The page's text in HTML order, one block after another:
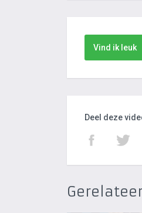
Vind ik leuk
Deel deze